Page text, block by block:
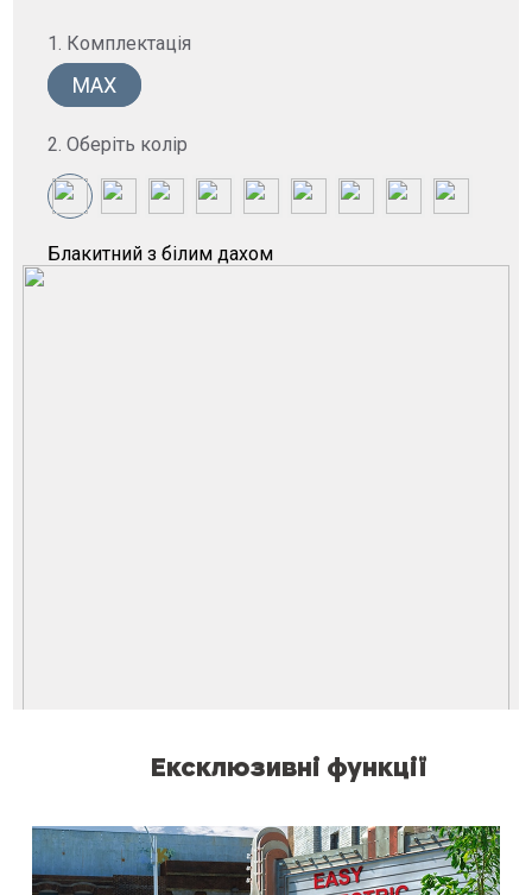
Ексклюзивні функції